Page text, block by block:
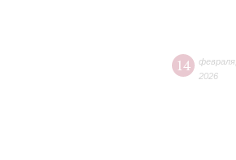
14 февраля
2026